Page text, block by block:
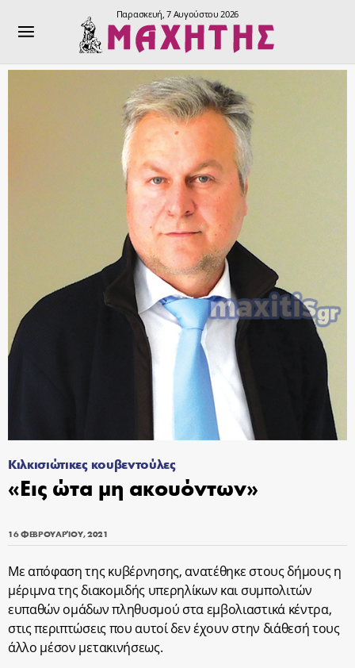
Παρασκευή, 7 Αυγούστου 2026
Κιλκισιώτικες κουβεντούλες
«Εις ώτα μη ακουόντων»
16 ΦΕΒΡΟΥΑΡΊΟΥ, 2021
Με απόφαση της κυβέρνησης, ανατέθηκε στους δήμους η
μέριμνα της διακομιδής υπερηλίκων και συμπολιτών
ευπαθών ομάδων πληθυσμού στα εμβολιαστικά κέντρα,
στις περιπτώσεις που αυτοί δεν έχουν στην διάθεσή τους
άλλο μέσον μετακινήσεως.